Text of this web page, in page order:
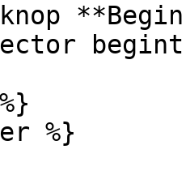
%}